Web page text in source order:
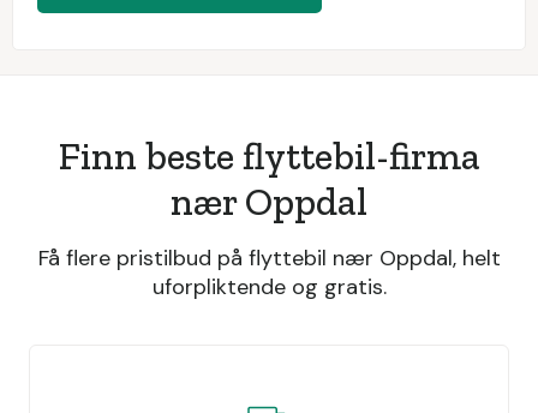
Finn beste flyttebil-firma
nær Oppdal
Få flere pristilbud på flyttebil nær Oppdal, helt
uforpliktende og gratis.